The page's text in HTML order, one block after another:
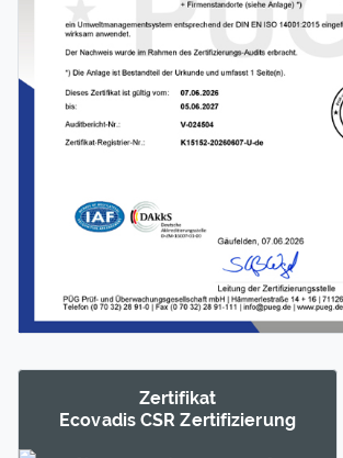
Zertifikat
Ecovadis CSR Zertifi­zierung